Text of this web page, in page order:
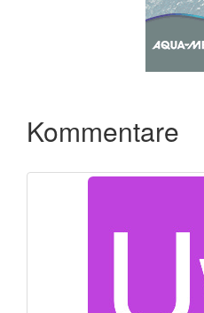
Kommentare